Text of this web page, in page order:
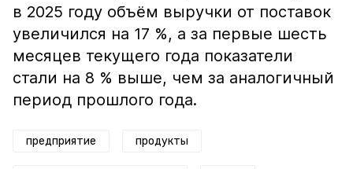
в 2025 году объём выручки от поставок
увеличился на 17 %, а за первые шесть
месяцев текущего года показатели
стали на 8 % выше, чем за аналогичный
период прошлого года.
предприятие продукты